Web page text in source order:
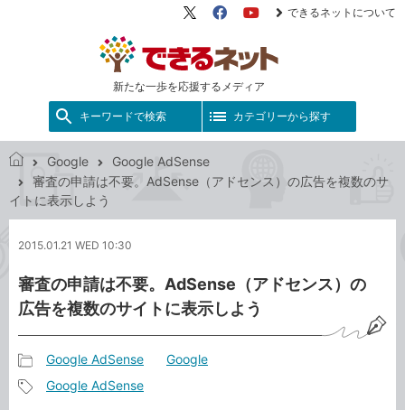
新たな一歩を応援するメディア
X（旧
FacebookYouTube
できるネットについて
キーワードで検索 カテゴリーから探す
で
き
ッ
Google
Google AdSense
審査の申請は不要。AdSense（アドセンス）の広告を複数のサ
イトに表示しよう
2015.01.21 WED 10:30
審査の申請は不要。AdSense（アドセンス）の
広告を複数のサイトに表示しよう
事
Google AdSense Google
Google AdSense